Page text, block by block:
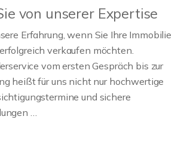
von unserer Expertise
Erfahrung, wenn Sie Ihre Immobilie
verkaufen möchten.
vom ersten Gespräch bis zur
heißt für uns nicht nur hochwertige
und sichere
…